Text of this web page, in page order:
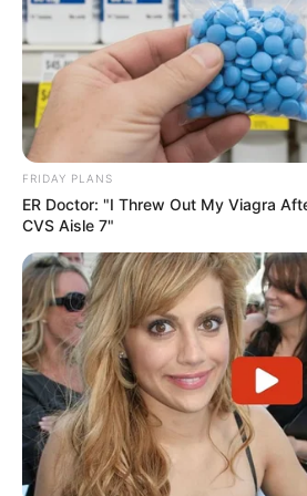
Notre Base Quinté du jour,7 JE TE
une régularité remarquable. En
d’année 2025 très aboutie, avec
et une excellente réduction
avoir repris de la fraîcheur, il a
convaincante à Laval, ce qui confirme
actuel.
De plus, son entourage s’est montré
confiant. Cette fois, il évoluera pieds
souvent déterminant à ce niveau.
devrait logiquement afficher des
D’autant plus qu’il bénéficie d’un
premier échelon.
Ensuite, sa polyvalence tactique
En effet, il peut aussi bien aller de
avant de placer sa pointe finale.
FRIDAY PLANS
ER Doctor: "I Threw Out My Viagra
CVS Aisle 7"